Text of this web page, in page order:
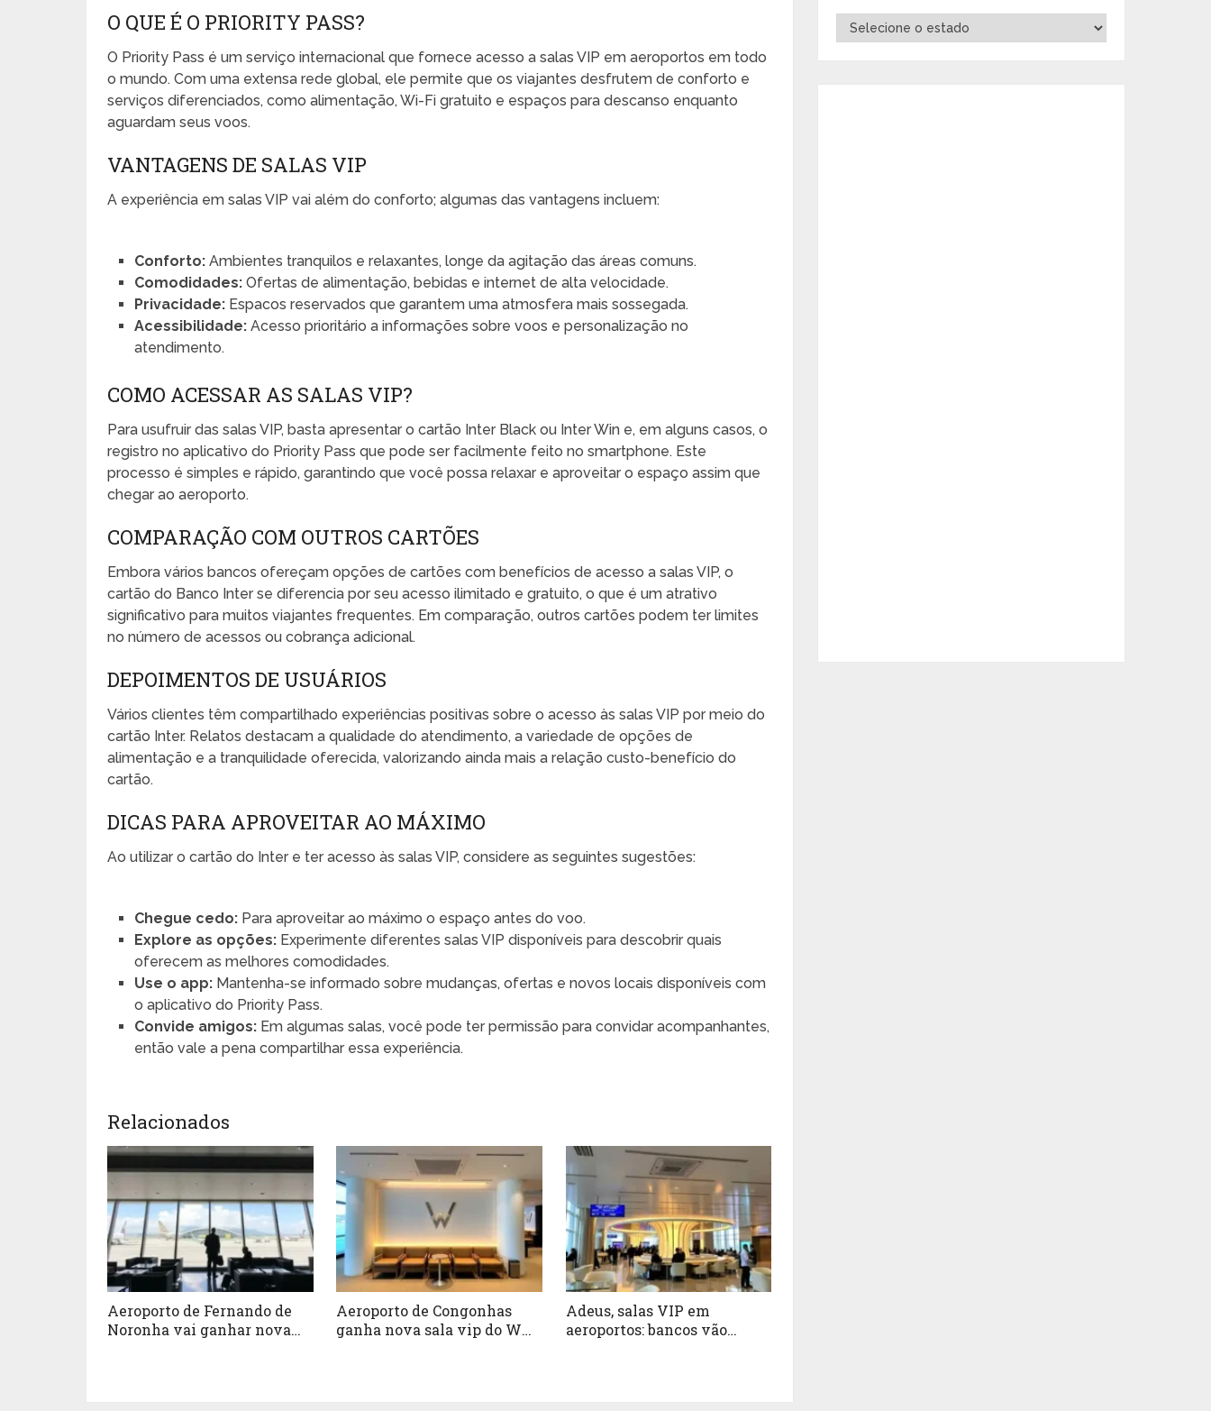
O QUE É O PRIORITY PASS?
O Priority Pass é um serviço internacional que fornece acesso a salas VIP em aeroportos em todo
o mundo. Com uma extensa rede global, ele permite que os viajantes desfrutem de conforto e
serviços diferenciados, como alimentação, Wi-Fi gratuito e espaços para descanso enquanto
aguardam seus voos.
VANTAGENS DE SALAS VIP
A experiência em salas VIP vai além do conforto; algumas das vantagens incluem:
Conforto: Ambientes tranquilos e relaxantes, longe da agitação das áreas comuns.
Comodidades: Ofertas de alimentação, bebidas e internet de alta velocidade.
Privacidade: Espacos reservados que garantem uma atmosfera mais sossegada.
Acessibilidade: Acesso prioritário a informações sobre voos e personalização no
atendimento.
COMO ACESSAR AS SALAS VIP?
Para usufruir das salas VIP, basta apresentar o cartão Inter Black ou Inter Win e, em alguns casos, o
registro no aplicativo do Priority Pass que pode ser facilmente feito no smartphone. Este
processo é simples e rápido, garantindo que você possa relaxar e aproveitar o espaço assim que
chegar ao aeroporto.
COMPARAÇÃO COM OUTROS CARTÕES
Embora vários bancos ofereçam opções de cartões com benefícios de acesso a salas VIP, o
cartão do Banco Inter se diferencia por seu acesso ilimitado e gratuito, o que é um atrativo
significativo para muitos viajantes frequentes. Em comparação, outros cartões podem ter limites
no número de acessos ou cobrança adicional.
DEPOIMENTOS DE USUÁRIOS
Vários clientes têm compartilhado experiências positivas sobre o acesso às salas VIP por meio do
cartão Inter. Relatos destacam a qualidade do atendimento, a variedade de opções de
alimentação e a tranquilidade oferecida, valorizando ainda mais a relação custo-benefício do
cartão.
DICAS PARA APROVEITAR AO MÁXIMO
Ao utilizar o cartão do Inter e ter acesso às salas VIP, considere as seguintes sugestões:
Chegue cedo: Para aproveitar ao máximo o espaço antes do voo.
Explore as opções: Experimente diferentes salas VIP disponíveis para descobrir quais
oferecem as melhores comodidades.
Use o app: Mantenha-se informado sobre mudanças, ofertas e novos locais disponíveis com
o aplicativo do Priority Pass.
Convide amigos: Em algumas salas, você pode ter permissão para convidar acompanhantes,
então vale a pena compartilhar essa experiência.
Relacionados
Aeroporto de Fernando de
Noronha vai ganhar nova
Aeroporto de Congonhas
ganha nova sala vip do W
Adeus, salas VIP em
aeroportos: bancos vão
Aeroportos
por